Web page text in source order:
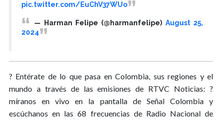
pic.twitter.com/EuChV37WUo
— Harman Felipe (@harmanfelipe) August 25,
2024
? Entérate de lo que pasa en Colombia, sus regiones y el
mundo a través de las emisiones de RTVC Noticias: ?
míranos en vivo en la pantalla de Señal Colombia y
escúchanos en las 68 frecuencias de Radio Nacional de